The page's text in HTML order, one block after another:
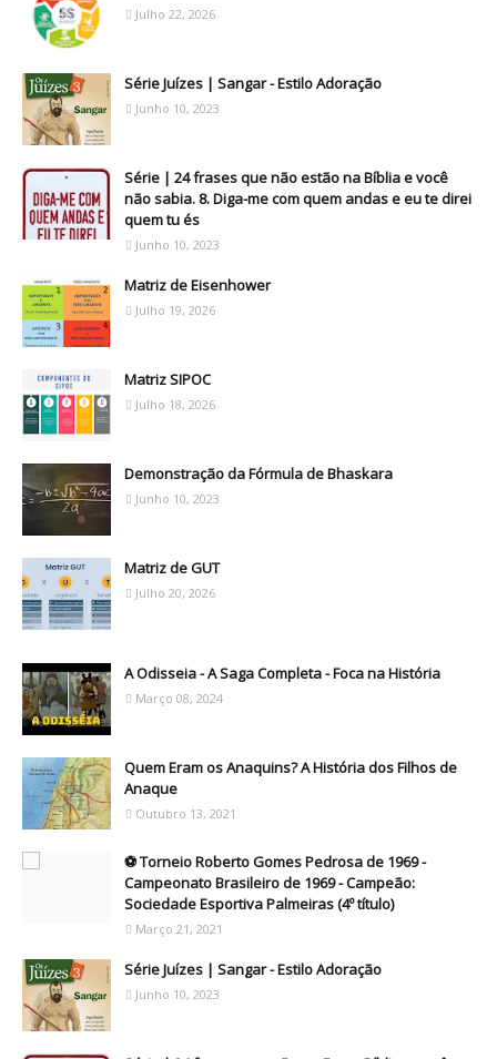
Julho 22, 2026
Série Juízes | Sangar - Estilo Adoração
Junho 10, 2023
Série | 24 frases que não estão na Bíblia e você
não sabia. 8. Diga-me com quem andas e eu te direi
quem tu és
Junho 10, 2023
Matriz de Eisenhower
Julho 19, 2026
Matriz SIPOC
Julho 18, 2026
Demonstração da Fórmula de Bhaskara
Junho 10, 2023
Matriz de GUT
Julho 20, 2026
A Odisseia - A Saga Completa - Foca na História
Março 08, 2024
Quem Eram os Anaquins? A História dos Filhos de
Anaque
Outubro 13, 2021
⚽ Torneio Roberto Gomes Pedrosa de 1969 -
Campeonato Brasileiro de 1969 - Campeão:
Sociedade Esportiva Palmeiras (4º título)
Março 21, 2021
Série Juízes | Sangar - Estilo Adoração
Junho 10, 2023